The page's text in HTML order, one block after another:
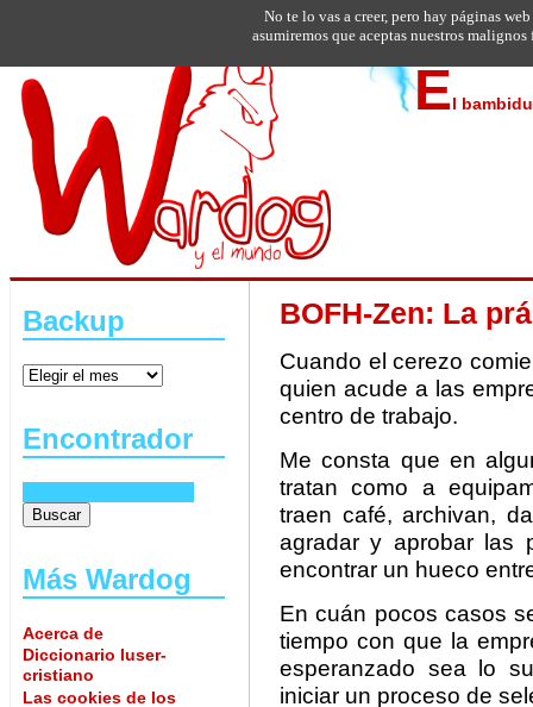
El
Backup
Encontrador
Más Wardog
Acerca de
Diccionario luser-
cristiano
Las cookies de los
BOFH-Zen: La
Cuando el cerezo
quien acude a las
centro de trabajo.
Me consta que en
tratan como a
traen café, archivan,
agradar y aprobar las
encontrar un hueco
En cuán pocos casos
tiempo con que la
esperanzado sea lo
iniciar un proceso de
No te lo vas a creer, pero hay páginas
asumiremos que aceptas nuestros